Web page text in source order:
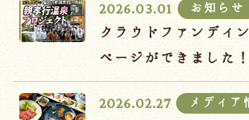
2026.03.01 お知らせ
クラウドファンディ
ページができました！
2026.02.27 メディア
オンラインショップ
吉川屋×温泉むすめ
Follow us